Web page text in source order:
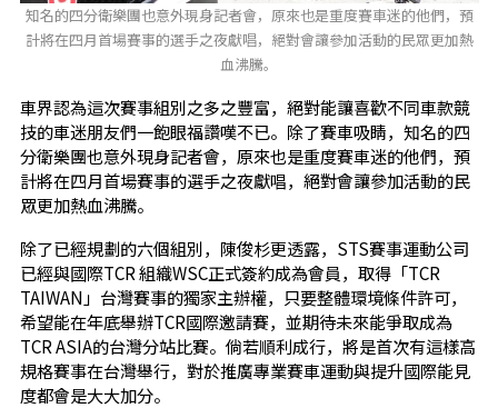
知名的四分衛樂團也意外現身記者會，原來也是重度賽車迷的他們，預
計將在四月首場賽事的選手之夜獻唱，絕對會讓參加活動的民眾更加熱
血沸騰。
車界認為這次賽事組別之多之豐富，絕對能讓喜歡不同車款競
技的車迷朋友們一飽眼福讚嘆不已。除了賽車吸睛，知名的四
分衛樂團也意外現身記者會，原來也是重度賽車迷的他們，預
計將在四月首場賽事的選手之夜獻唱，絕對會讓參加活動的民
眾更加熱血沸騰。
除了已經規劃的六個組別，陳俊杉更透露，STS賽事運動公司
已經與國際TCR 組織WSC正式簽約成為會員，取得「TCR
TAIWAN」台灣賽事的獨家主辦權，只要整體環境條件許可，
希望能在年底舉辦TCR國際邀請賽，並期待未來能爭取成為
TCR ASIA的台灣分站比賽。倘若順利成行，將是首次有這樣高
規格賽事在台灣舉行，對於推廣專業賽車運動與提升國際能見
度都會是大大加分。